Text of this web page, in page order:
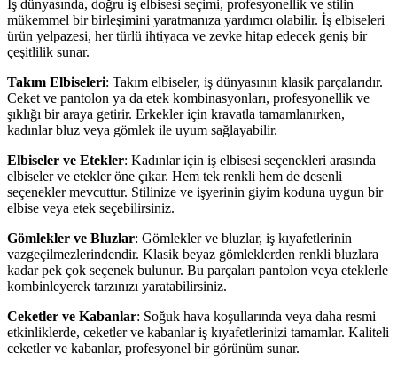
İş dünyasında, doğru iş elbisesi seçimi, profesyonellik ve stilin
mükemmel bir birleşimini yaratmanıza yardımcı olabilir. İş elbiseleri
ürün yelpazesi, her türlü ihtiyaca ve zevke hitap edecek geniş bir
çeşitlilik sunar.
Takım Elbiseleri: Takım elbiseler, iş dünyasının klasik parçalarıdır.
Ceket ve pantolon ya da etek kombinasyonları, profesyonellik ve
şıklığı bir araya getirir. Erkekler için kravatla tamamlanırken,
kadınlar bluz veya gömlek ile uyum sağlayabilir.
Elbiseler ve Etekler: Kadınlar için iş elbisesi seçenekleri arasında
elbiseler ve etekler öne çıkar. Hem tek renkli hem de desenli
seçenekler mevcuttur. Stilinize ve işyerinin giyim koduna uygun bir
elbise veya etek seçebilirsiniz.
Gömlekler ve Bluzlar: Gömlekler ve bluzlar, iş kıyafetlerinin
vazgeçilmezlerindendir. Klasik beyaz gömleklerden renkli bluzlara
kadar pek çok seçenek bulunur. Bu parçaları pantolon veya eteklerle
kombinleyerek tarzınızı yaratabilirsiniz.
Ceketler ve Kabanlar: Soğuk hava koşullarında veya daha resmi
etkinliklerde, ceketler ve kabanlar iş kıyafetlerinizi tamamlar. Kaliteli
ceketler ve kabanlar, profesyonel bir görünüm sunar.